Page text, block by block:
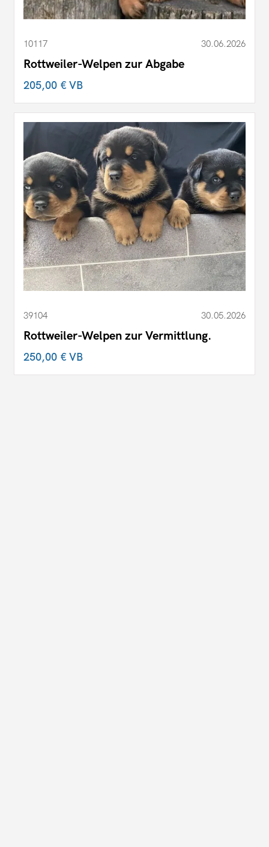
10117 30.06.2026
Rottweiler-Welpen zur Abgabe
205,00 €VB
39104 30.05.2026
Rottweiler-Welpen zur Vermittlung.
250,00 €VB